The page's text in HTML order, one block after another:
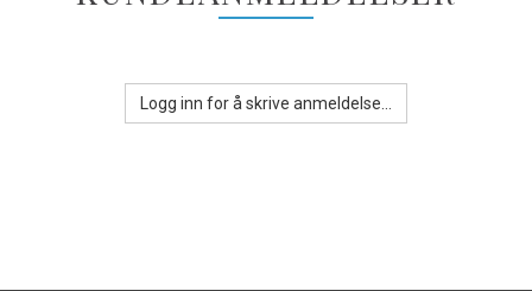
Logg inn for å skrive anmeldelse...